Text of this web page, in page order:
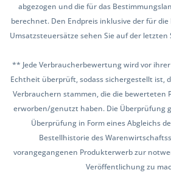
abgezogen und die für das
berechnet. Den Endpreis inklusive der für
Umsatzsteuersätze sehen Sie auf der letzten
** Jede Verbraucherbewertung wird vor
Echtheit überprüft, sodass sichergestellt ist,
Verbrauchern stammen, die die bewerteten
erworben/genutzt haben. Die Überprüfung
Überprüfung in Form eines Abgleichs
Bestellhistorie des
vorangegangenen Produkterwerb zur
Veröffentlichung zu